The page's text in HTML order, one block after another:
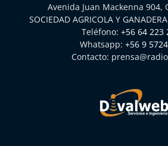
Avenida Juan Mackenna 904,
SOCIEDAD AGRICOLA Y
Teléfono: +56 64 223
Whatsapp: +56 9
Contacto: